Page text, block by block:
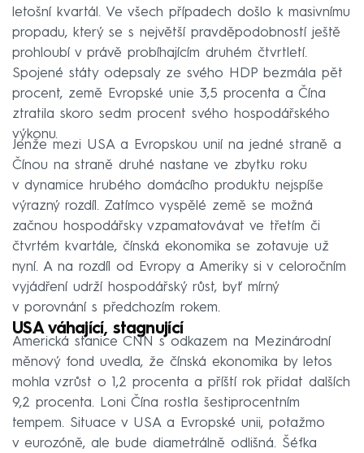
letošní kvartál. Ve všech případech došlo k masivnímu
propadu, který se s největší pravděpodobností ještě
prohloubí v právě probíhajícím druhém čtvrtletí.
Spojené státy odepsaly ze svého HDP bezmála pět
procent, země Evropské unie 3,5 procenta a Čína
ztratila skoro sedm procent svého hospodářského
výkonu.
Jenže mezi USA a Evropskou unií na jedné straně a
Čínou na straně druhé nastane ve zbytku roku
v dynamice hrubého domácího produktu nejspíše
výrazný rozdíl. Zatímco vyspělé země se možná
začnou hospodářsky vzpamatovávat ve třetím či
čtvrtém kvartále, čínská ekonomika se zotavuje už
nyní. A na rozdíl od Evropy a Ameriky si v celoročním
vyjádření udrží hospodářský růst, byť mírný
v porovnání s předchozím rokem.
USA váhající, stagnující
Americká stanice CNN s odkazem na Mezinárodní
měnový fond uvedla, že čínská ekonomika by letos
mohla vzrůst o 1,2 procenta a příští rok přidat dalších
9,2 procenta. Loni Čína rostla šestiprocentním
tempem. Situace v USA a Evropské unii, potažmo
v eurozóně, ale bude diametrálně odlišná. Šéfka